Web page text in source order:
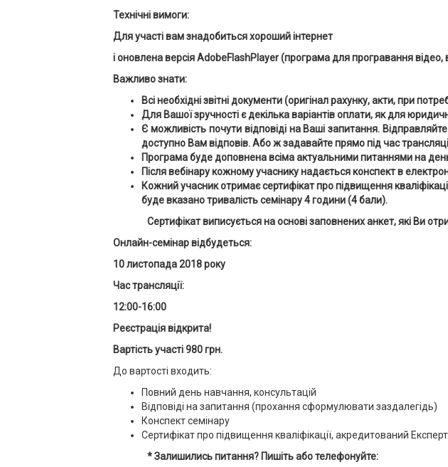
Технічні вимоги:
Для участі вам знадобиться хороший інтернет
і оновлена версія AdobeFlashPlayer (програма для програвання відео,
Важливо знати:
Всі необхідні звітні документи (оригінал рахунку, акти, при
Для Вашої зручності є декілька варіантів оплати, як для
Є можливість почути відповіді на Ваші запитання.
доступно Вам відповів. Або ж задавайте прямо під час
Програма буде доповнена всіма актуальними питаннями на
Після вебінару кожному учаснику надається конспект в
Кожний учасник отримає сертифікат про підвищення
буде вказано тривалість семінару 4 години (4 бали).
Сертифікат виписується на основі заповнених анкет, які Ви
Онлайн-семінар відбудеться:
10 листопада 2018 року
Час трансляції:
12:00-16:00
Реєстрація відкрита!
Вартість участі 980 грн.
До вартості входить:
Повний день навчання, консультацій
Відповіді на запитання (прохання сформулювати заздалегідь)
Конспект семінару
Сертифікат про підвищення кваліфікації, акредитований
* Залишились питання? Пишіть або телефонуйте: